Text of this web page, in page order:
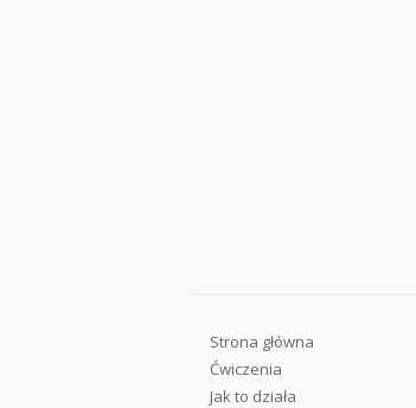
Strona główna
Ćwiczenia
Jak to działa